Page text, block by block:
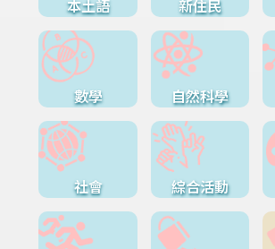
本土語 新住民
數學 自然科學
社會 綜合活動